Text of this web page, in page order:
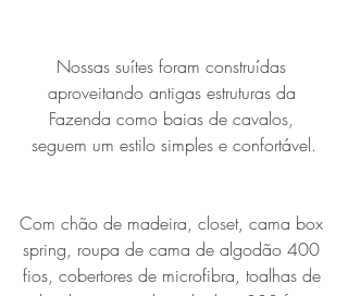
Nossas suítes foram construídas
aproveitando antigas estruturas da
Fazenda como baias de cavalos,
seguem um estilo simples e confortável.
Com chão de madeira, closet, cama box
spring, roupa de cama de algodão 400
fios, cobertores de microfibra, toalhas de